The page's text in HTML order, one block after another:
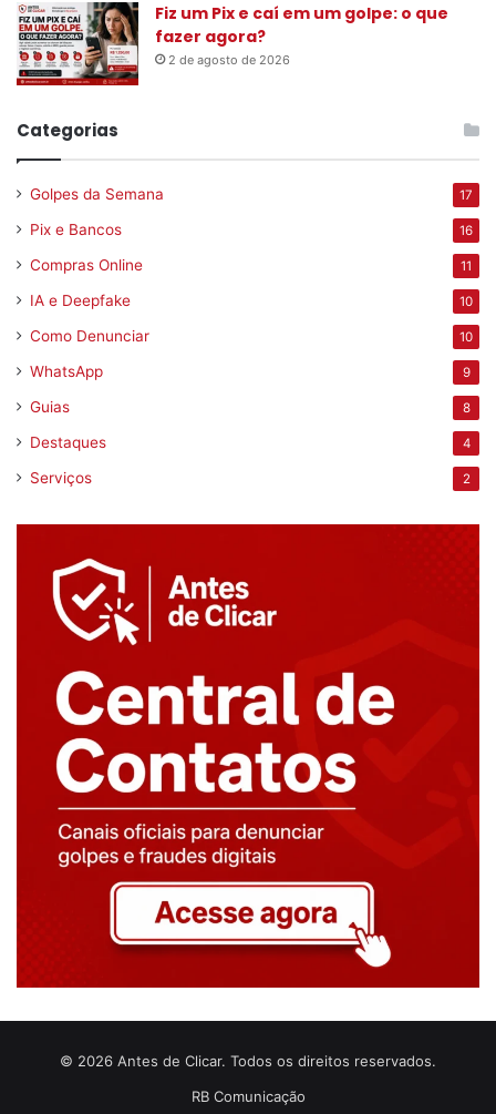
Fiz um Pix e caí em um golpe: o que
fazer agora?
2 de agosto de 2026
Categorias
Golpes da Semana 17
Pix e Bancos 16
Compras Online 11
IA e Deepfake 10
Como Denunciar 10
WhatsApp 9
Guias 8
Destaques 4
Serviços 2
© 2026 Antes de Clicar. Todos os direitos reservados.
RB Comunicação